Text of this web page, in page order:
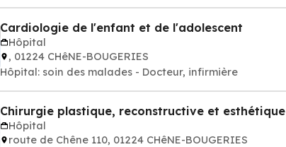
Cardiologie de l'enfant et de l'adolescent
Hôpital
, 01224 CHêNE-BOUGERIES
Hôpital: soin des malades - Docteur, infirmière
Chirurgie plastique, reconstructive et esthétique
Hôpital
route de Chêne 110, 01224 CHêNE-BOUGERIES